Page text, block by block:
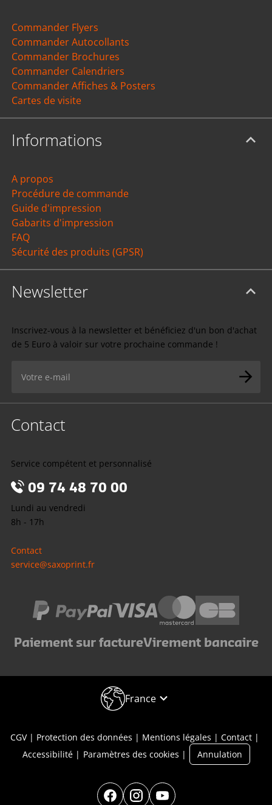
Commander Flyers
Commander Autocollants
Commander Brochures
Commander Calendriers
Commander Affiches & Posters
Cartes de visite
Informations
A propos
Procédure de commande
Guide d'impression
Gabarits d'impression
FAQ
Sécurité des produits (GPSR)
Newsletter
Inscrivez-vous à la newsletter et bénéficiez d'un bon d'achat
de 5 Euro à valoir sur votre prochaine commande !
Contact
Service compétent et personnalisé
09 74 48 70 00
Lundi au vendredi
8h - 17h
Contact
service@saxoprint.fr
Paiement sur factureVirement bancaire
France
CGV Protection des données Mentions légales
Contact
Accessibilité
Paramètres des cookies Annulation